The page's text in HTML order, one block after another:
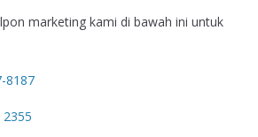
marketing kami di bawah ini untuk
8187